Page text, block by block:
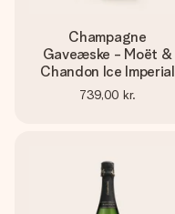
Champagne
Gaveæske - Moët &
Chandon Ice Imperial
739,00 kr.